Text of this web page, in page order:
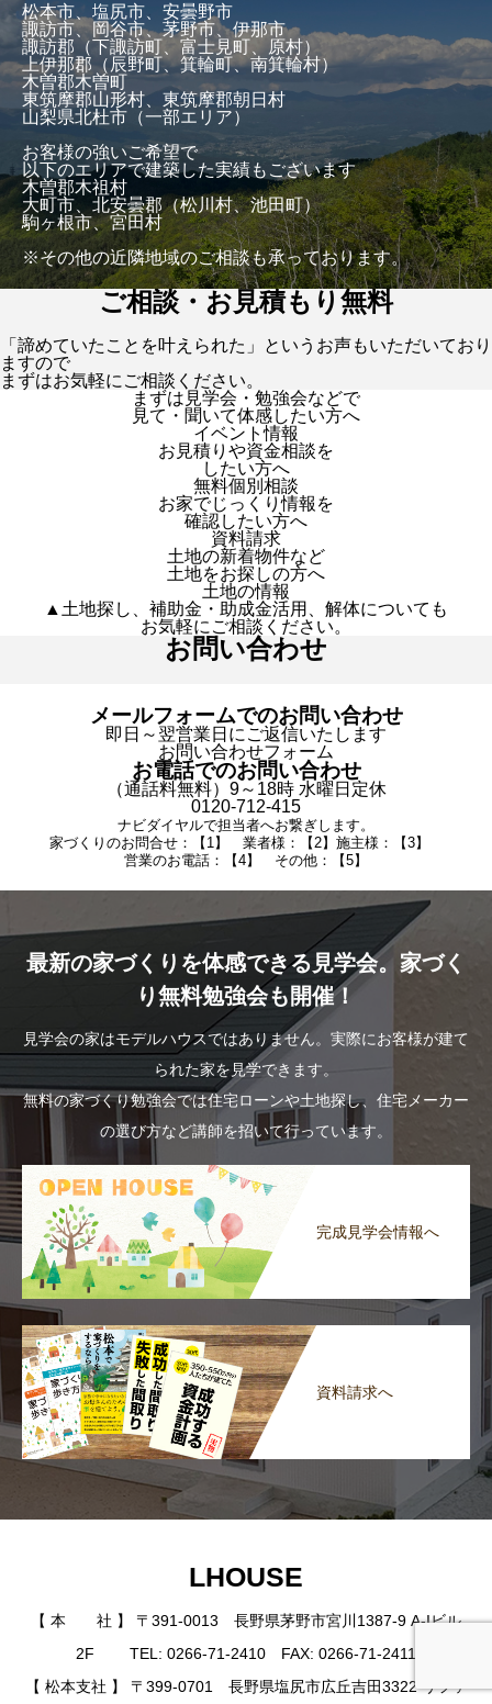
松本市、塩尻市、安曇野市
諏訪市、岡谷市、茅野市、伊那市
諏訪郡（下諏訪町、富士見町、原村）
上伊那郡（辰野町、箕輪町、南箕輪村）
木曽郡木曽町
東筑摩郡山形村、東筑摩郡朝日村
山梨県北杜市（一部エリア）
お客様の強いご希望で
以下のエリアで建築した実績もございます
木曽郡木祖村
大町市、北安曇郡（松川村、池田町）
駒ヶ根市、宮田村
※その他の近隣地域のご相談も承っております。
ご相談・お見積もり無料
「諦めていたことを叶えられた」というお声もいただいており
ますので
まずはお気軽にご相談ください。
まずは見学会・勉強会などで
見て・聞いて体感したい方へ
イベント情報
お見積りや資金相談を
したい方へ
無料個別相談
お家でじっくり情報を
確認したい方へ
資料請求
土地の新着物件など
土地をお探しの方へ
土地の情報
▲土地探し、補助金・助成金活用、解体についても
お気軽にご相談ください。
お問い合わせ
メールフォームでのお問い合わせ
即日～翌営業日にご返信いたします
お問い合わせフォーム
お電話でのお問い合わせ
（通話料無料）9～18時 水曜日定休
0120-712-415
ナビダイヤルで担当者へお繋ぎします。
家づくりのお問合せ：【1】 業者様：【2】施主様：【3】
営業のお電話：【4】 その他：【5】
最新の家づくりを体感できる見学会。家づく
り無料勉強会も開催！
見学会の家はモデルハウスではありません。実際にお客様が建て
られた家を見学できます。
無料の家づくり勉強会では住宅ローンや土地探し、住宅メーカー
の選び方など講師を招いて行っています。
完成見学会情報へ
資料請求へ
LHOUSE
【 本 社 】 〒391-0013 長野県茅野市宮川1387-9 A-Iビル
2F TEL: 0266-71-2410 FAX: 0266-71-2411
【 松本支社 】 〒399-0701 長野県塩尻市広丘吉田3322 リファ
イベント情報 ニュースレター 資料請求 お電話